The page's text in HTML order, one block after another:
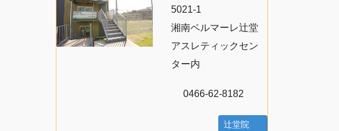
5021-1
湘南ベルマーレ辻堂
アスレティックセン
ター内
0466-62-8182
辻堂院